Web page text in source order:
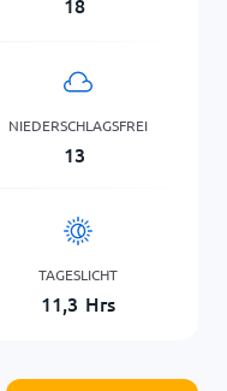
NIEDERSCHLAGSFREI
13
TAGESLICHT
11,3 Hrs